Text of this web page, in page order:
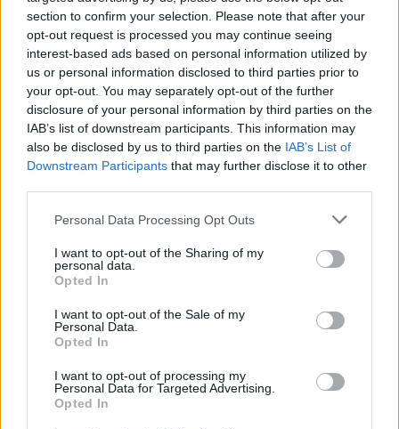
section to confirm your selection. Please note that after your
opt-out request is processed you may continue seeing
interest-based ads based on personal information utilized by
us or personal information disclosed to third parties prior to
your opt-out. You may separately opt-out of the further
disclosure of your personal information by third parties on the
IAB’s list of downstream participants. This information may
also be disclosed by us to third parties on the IAB’s List of
Downstream Participants that may further disclose it to other
Personal Data Processing Opt Outs
I want to opt-out of the Sharing of my
personal data.
Opted In
I want to opt-out of the Sale of my
Personal Data.
Opted In
I want to opt-out of processing my
Personal Data for Targeted Advertising.
Opted In